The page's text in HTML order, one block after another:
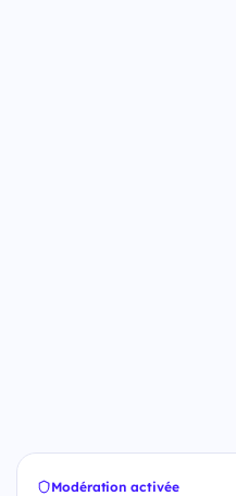
Modération activée